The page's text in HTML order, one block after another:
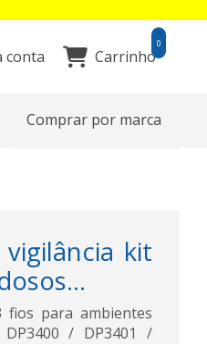
conta Carrinho
0
Comprar por marca
kit
fios para ambientes
DP3400 / DP3401 /